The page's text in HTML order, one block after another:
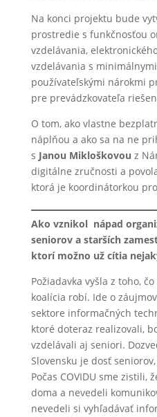
Na konci projektu bude
prostredie s funkčnosťou
vzdelávania,
vzdelávania s
používateľskými nárokmi
pre prevádzkovateľa
O tom, ako vlastne
náplňou a ako sa na ne
s Janou Mikloškovou z
digitálne zručnosti a
ktorá je koordinátorkou
Ako vznikol nápad
seniorov a starších
ktorí možno už cítia
Požiadavka vyšla z toho,
koalícia robí. Ide o
sektore informačných
ktoré doteraz realizovali,
vzdelávali aj seniori.
Slovensku je dosť
Počas COVIDU sme zistili,
doma a nevedeli
nevedeli si vyhľadávať